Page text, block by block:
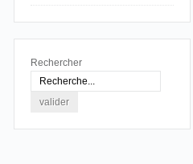
Rechercher